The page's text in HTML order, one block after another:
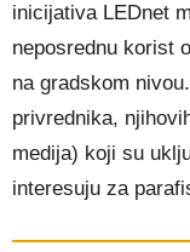
inicijativa LEDnet
neposrednu korist
na gradskom
privrednika,
medija) koji su
interesuju za